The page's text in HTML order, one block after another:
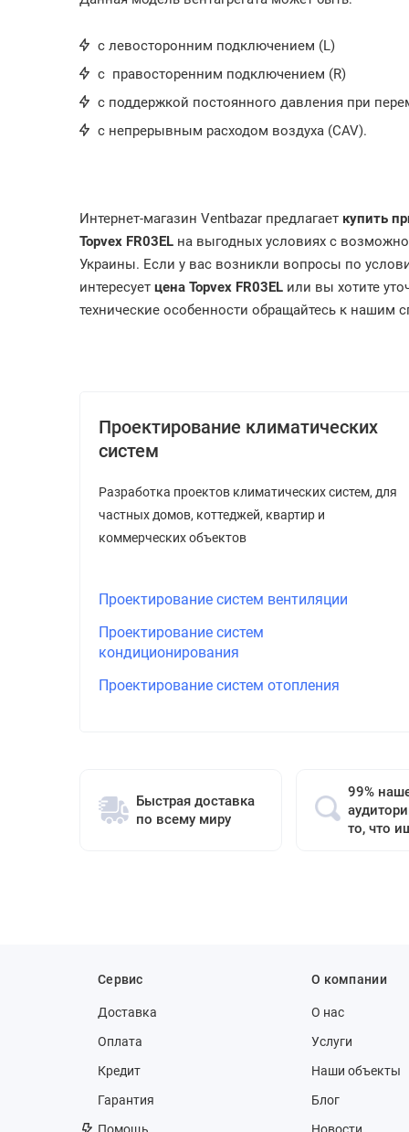
с левосторонним подключением (L)
с правосторенним подключением (R)
с поддержкой постоянного давления при
c непрерывным расходом воздуха (CAV).
Интернет-магазин Ventbazar предлагает купить
Topvex FR03EL на выгодных условиях с
Украины. Если у вас возникли вопросы по
интересует цена Topvex FR03EL или вы хотите
технические особенности обращайтесь к нашим
Проектирование климатических
систем
Разработка проектов климатических систем, для
частных домов, коттеджей, квартир и
коммерческих объектов
Проектирование систем вентиляции
Проектирование систем
кондиционирования
Проектирование систем отопления
Быстрая доставка
по всему миру
99%
то, что
Сервис
Доставка
Оплата
Кредит
Гарантия
О компании
О нас
Услуги
Наши объекты
Блог